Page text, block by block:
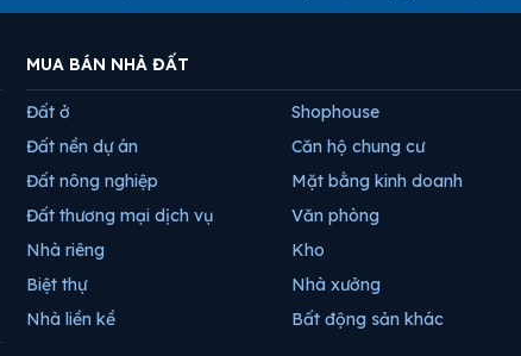
MUA BÁN NHÀ ĐẤT
Đất ở
Đất nền dự án
Đất nông nghiệp
Đất thương mại dịch vụ
Nhà riêng
Biệt thự
Nhà liền kề
Shophouse
Căn hộ chung cư
Mặt bằng kinh doanh
Văn phòng
Kho
Nhà xưởng
Bất động sản khác